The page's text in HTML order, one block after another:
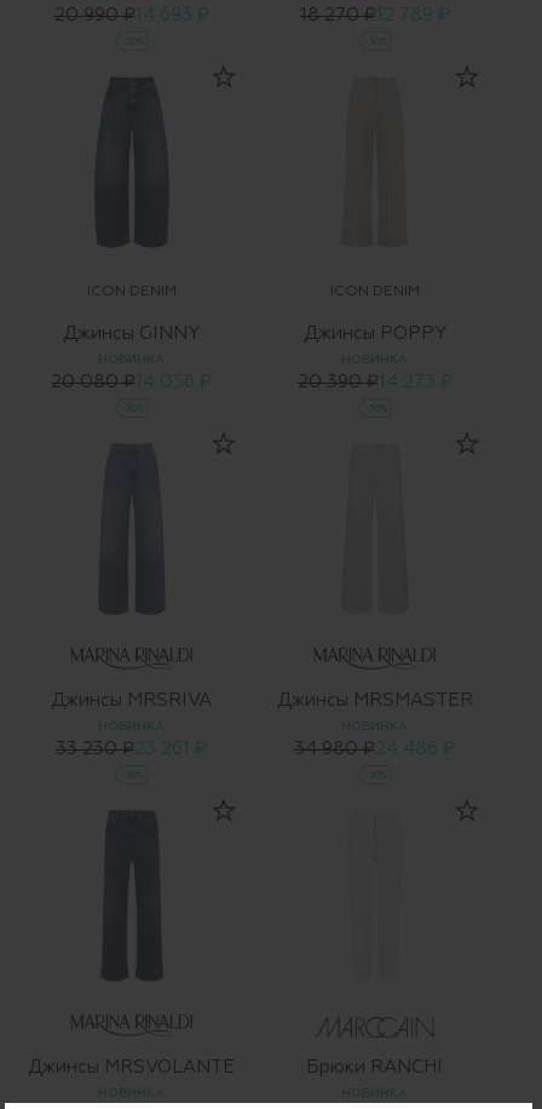
20 990 ₽14 693 ₽
-30%
18 270 ₽12 789 ₽
-30%
ICON DENIM
Джинсы GINNY
НОВИНКА
20 080 ₽14 056 ₽
-30%
ICON DENIM
Джинсы POPPY
НОВИНКА
20 390 ₽14 273 ₽
-30%
Джинсы MRSRIVA
НОВИНКА
33 230 ₽23 261 ₽
-30%
Джинсы MRSMASTER
НОВИНКА
34 980 ₽24 486 ₽
-30%
Джинсы MRSVOLANTE
НОВИНКА
Брюки RANCHI
НОВИНКА